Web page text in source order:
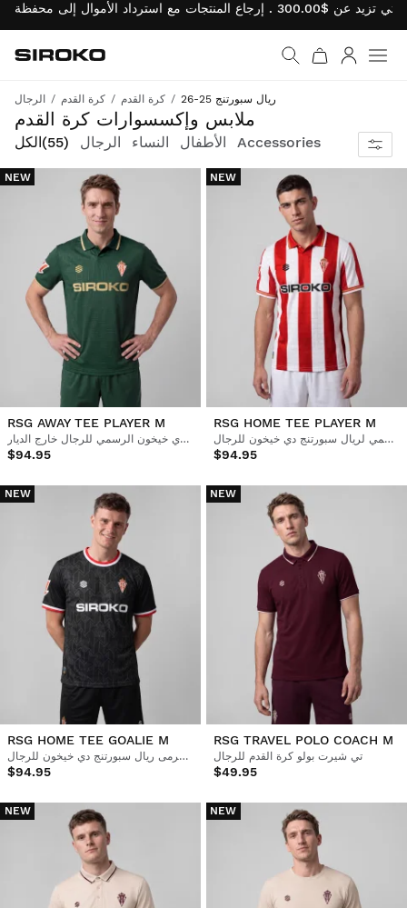
إلى الصفحة الرئيسية
Siroko.com
الرجال كرة القدم كرة القدم ريال سبورتنج 25-26
ملابس وإكسسوارات كرة القدم
الكل(55) الرجال النساء الأطفال Accessories
NEW
RSG AWAY TEE PLAYER M
قميص ريال سبورتنج دي خيخون الرسمي للرجال خارج الديار
$94.95
NEW
RSG HOME TEE PLAYER M
القميص الرسمي لريال سبورتنج دي خيخون للرجال
$94.95
NEW
RSG HOME TEE GOALIE M
القميص الرسمي لحارس مرمى ريال سبورتنج دي خيخون للرجال
$94.95
NEW
RSG TRAVEL POLO COACH M
تي شيرت بولو كرة القدم للرجال
$49.95
NEW NEW